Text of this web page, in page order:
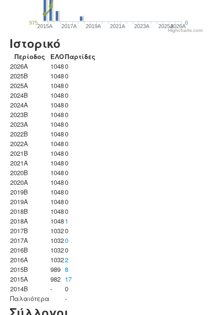
2015A 2017A 2019A 2021A 2023Α 2025A2026A
975 0
Highcharts.com
Ιστορικό
Περίοδος ΕΛΟΠαρτίδες
2026A
10480
2025B
10480
2025A
10480
2024B
10480
2024A
10480
2023B
10480
2023Α
10480
2022B
10480
2022A
10480
2021B
10480
2021A
10480
2020B
10480
2020A
10480
2019B
10480
2019A
10480
2018B
10480
2018A
10481
2017B
10320
2017A
10320
2016B
10320
2016A
10322
2015B
989 8
2015A
982 17
2014B
-
0
Παλαιότερα
-